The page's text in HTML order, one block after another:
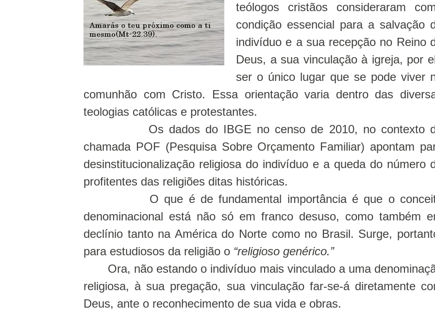
teólogos cristãos consideraram
condição essencial para a salvação
indivíduo e a sua recepção no Reino
Deus, a sua vinculação à igreja, por
ser o único lugar que se pode viver
comunhão com Cristo. Essa orientação varia dentro das
teologias católicas e protestantes.
Os dados do IBGE no censo de 2010, no contexto
chamada POF (Pesquisa Sobre Orçamento Familiar) apontam
desinstitucionalização religiosa do indivíduo e a queda do número
profitentes das religiões ditas históricas.
O que é de fundamental importância é que o
denominacional está não só em franco desuso, como também
declínio tanto na América do Norte como no Brasil. Surge,
para estudiosos da religião o “religioso genérico.”
Ora, não estando o indivíduo mais vinculado a uma
religiosa, à sua pregação, sua vinculação far-se-á diretamente
Deus, ante o reconhecimento de sua vida e obras.